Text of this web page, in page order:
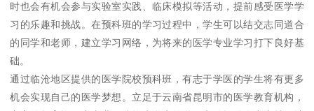
时也会有机会参与实验室实践、临床模拟等活动，提前感受医学学
习的乐趣和挑战。在预科班的学习过程中，学生可以结交志同道合
的同学和老师，建立学习网络，为将来的医学专业学习打下良好基
础。
通过临沧地区提供的医学院校预科班，有志于学医的学生将有更多
机会实现自己的医学梦想。立足于云南省昆明市的医学教育机构，